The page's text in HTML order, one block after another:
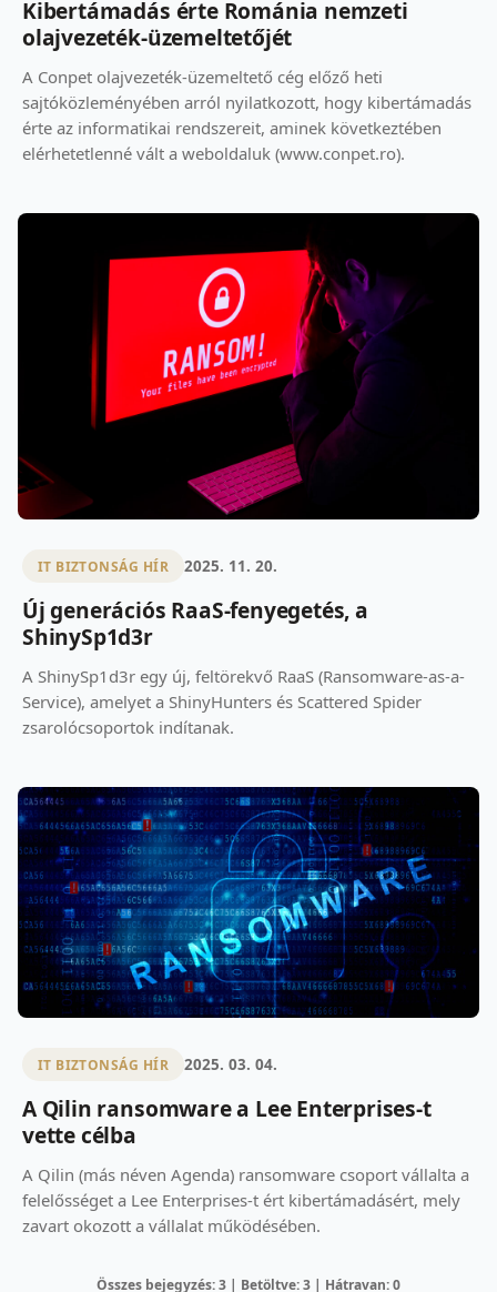
Kibertámadás érte Románia nemzeti
olajvezeték-üzemeltetőjét
A Conpet olajvezeték-üzemeltető cég előző heti
sajtóközleményében arról nyilatkozott, hogy kibertámadás
érte az informatikai rendszereit, aminek következtében
elérhetetlenné vált a weboldaluk (www.conpet.ro).
IT BIZTONSÁG HÍR 2025. 11. 20.
Új generációs RaaS-fenyegetés, a
ShinySp1d3r
A ShinySp1d3r egy új, feltörekvő RaaS (Ransomware-as-a-
Service), amelyet a ShinyHunters és Scattered Spider
zsarolócsoportok indítanak.
IT BIZTONSÁG HÍR 2025. 03. 04.
A Qilin ransomware a Lee Enterprises-t
vette célba
A Qilin (más néven Agenda) ransomware csoport vállalta a
felelősséget a Lee Enterprises-t ért kibertámadásért, mely
zavart okozott a vállalat működésében.
Összes bejegyzés: 3 | Betöltve: 3 | Hátravan: 0